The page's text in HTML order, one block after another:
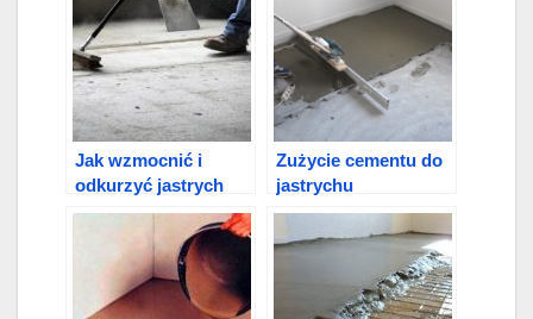
Jak wzmocnić i
odkurzyć jastrych
betonowej podłogi?
Zużycie cementu do
jastrychu